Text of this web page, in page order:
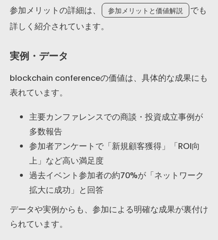
参加メリットの詳細は、
参加メリットと価値解説
でも
詳しく紹介されています。
実例・データ
blockchain conferenceの価値は、具体的な成果にも
表れています。
主要カンファレンスでの商談・投資成立事例が
多数報告
参加者アンケートで「新規顧客獲得」「ROI向
上」など高い満足度
過去イベント参加者の約70%が「ネットワーク
拡大に成功」と回答
データや実例からも、参加による明確な成果が裏付け
られています。